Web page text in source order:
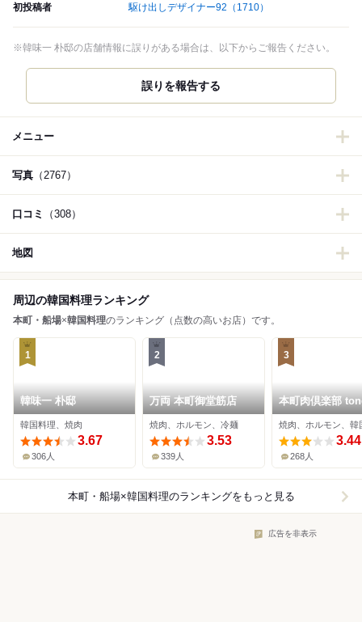
初投稿者 駆け出しデザイナー92 （1710）
※韓味一 朴邸の店舗情報に誤りがある場合は、以下からご報告ください。
誤りを報告する
メニュー
写真 （2767）
口コミ （308）
地図
周辺の韓国料理ランキング
本町・船場×韓国料理のランキング（点数の高いお店）です。
1
韓味一 朴邸
韓国料理、焼肉
3.67
306人
2
万両 本町御堂筋店
焼肉、ホルモン、冷麺
3.53
339人
3
本町肉倶楽部
be
焼肉、ホルモン、韓
3.44
268人
本町・船場×韓国料理のランキングをもっと見る
広告を非表示